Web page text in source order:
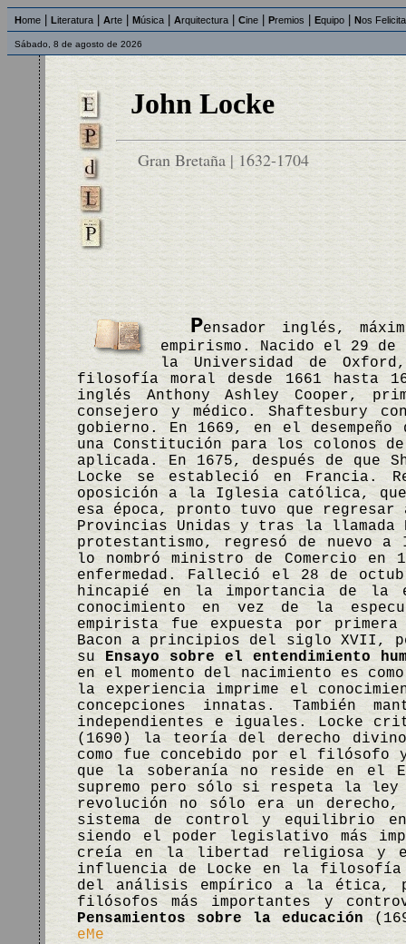
Home Literatura Arte Música Arquitectura Cine Premios Equipo Nos
Sábado, 8 de agosto de 2026
John Locke
Gran Bretaña | 1632-1704
Pensador inglés,
empirismo. Nacido el 29 de
la Universidad de
filosofía moral desde 1661 hasta
inglés Anthony Ashley Cooper,
consejero y médico. Shaftesbury
gobierno. En 1669, en el
una Constitución para los colonos
aplicada. En 1675, después de que
Locke se estableció en Francia.
oposición a la Iglesia católica, que
esa época, pronto tuvo que
Provincias Unidas y tras la llamada
protestantismo, regresó de nuevo
lo nombró ministro de Comercio
enfermedad. Falleció el 28 de
hincapié en la importancia de la
conocimiento en vez de la
empirista fue expuesta por
Bacon a principios del siglo XVII,
su Ensayo sobre el entendimiento
en el momento del nacimiento es
la experiencia imprime el
concepciones innatas. También
independientes e iguales. Locke
(1690) la teoría del derecho
como fue concebido por el filósofo
que la soberanía no reside en el
supremo pero sólo si respeta la
revolución no sólo era un
sistema de control y equilibrio
siendo el poder legislativo más
creía en la libertad religiosa y
influencia de Locke en la filosofía
del análisis empírico a la ética,
filósofos más importantes y
Pensamientos sobre la educación
eMe